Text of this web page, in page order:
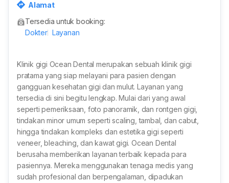
Alamat
Tersedia untuk booking:
Dokter Layanan
Klinik gigi Ocean Dental merupakan sebuah klinik gigi
pratama yang siap melayani para pasien dengan
gangguan kesehatan gigi dan mulut. Layanan yang
tersedia di sini begitu lengkap. Mulai dari yang awal
seperti pemeriksaan, foto panoramik, dan rontgen gigi,
tindakan minor umum seperti scaling, tambal, dan cabut,
hingga tindakan kompleks dan estetika gigi seperti
veneer, bleaching, dan kawat gigi. Ocean Dental
berusaha memberikan layanan terbaik kepada para
pasiennya. Mereka menggunakan tenaga medis yang
sudah profesional dan berpengalaman, dipadukan